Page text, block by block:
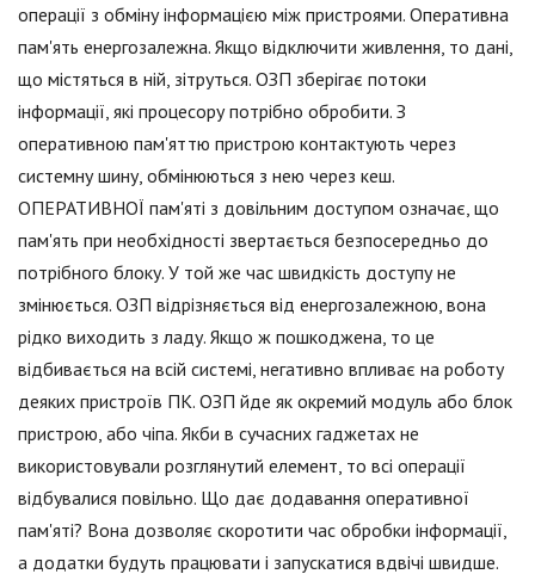
операції з обміну інформацією між пристроями. Оперативна
пам'ять енергозалежна. Якщо відключити живлення, то дані,
що містяться в ній, зітруться. ОЗП зберігає потоки
інформації, які процесору потрібно обробити. З
оперативною пам'яттю пристрою контактують через
системну шину, обмінюються з нею через кеш.
ОПЕРАТИВНОЇ пам'яті з довільним доступом означає, що
пам'ять при необхідності звертається безпосередньо до
потрібного блоку. У той же час швидкість доступу не
змінюється. ОЗП відрізняється від енергозалежною, вона
рідко виходить з ладу. Якщо ж пошкоджена, то це
відбивається на всій системі, негативно впливає на роботу
деяких пристроїв ПК. ОЗП йде як окремий модуль або блок
пристрою, або чіпа. Якби в сучасних гаджетах не
використовували розглянутий елемент, то всі операції
відбувалися повільно. Що дає додавання оперативної
пам'яті? Вона дозволяє скоротити час обробки інформації,
а додатки будуть працювати і запускатися вдвічі швидше.